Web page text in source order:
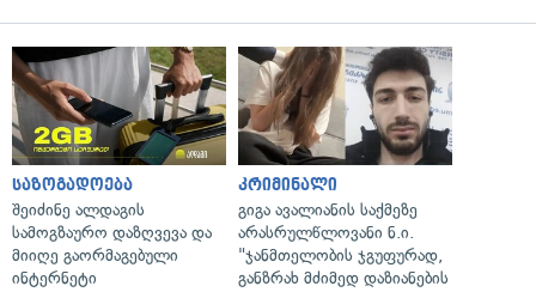
საზოგადოება
შეიძინე ალდაგის
სამოგზაურო დაზღვევა და
მიიღე გაორმაგებული
ინტერნეტი
კრიმინალი
გიგა ავალიანის საქმეზე
არასრულწლოვანი ნ.ი.
"ჯანმთელობის ჯგუფურად,
განზრახ მძიმედ დაზიანების